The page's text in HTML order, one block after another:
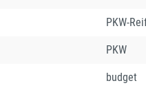
PKW-
PKW
budget